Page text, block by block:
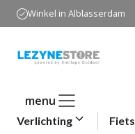
naar
inhoud
Winkel in Alblasserdam
menu
Verlichting